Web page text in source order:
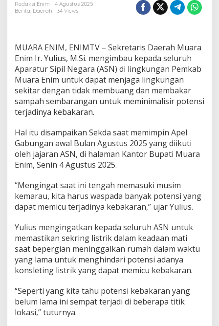
E
n
i
m
I
m
b
S
N
J
a
L
i
n
k
u
n
g
a
n
d
r
i
Redaksi Enim
4 Agustus 2025
Berita, Daerah 34 Views
MUARA ENIM, ENIMTV – Sekretaris Daerah Muara
Enim Ir. Yulius, M.Si. mengimbau kepada seluruh
Aparatur Sipil Negara (ASN) di lingkungan Pemkab
Muara Enim untuk dapat menjaga lingkungan
sekitar dengan tidak membuang dan membakar
sampah sembarangan untuk meminimalisir potensi
terjadinya kebakaran.
Hal itu disampaikan Sekda saat memimpin Apel
Gabungan awal Bulan Agustus 2025 yang diikuti
oleh jajaran ASN, di halaman Kantor Bupati Muara
Enim, Senin 4 Agustus 2025.
“Mengingat saat ini tengah memasuki musim
kemarau, kita harus waspada banyak potensi yang
dapat memicu terjadinya kebakaran,” ujar Yulius.
Yulius mengingatkan kepada seluruh ASN untuk
memastikan sekring listrik dalam keadaan mati
saat bepergian meninggalkan rumah dalam waktu
yang lama untuk menghindari potensi adanya
konsleting listrik yang dapat memicu kebakaran.
“Seperti yang kita tahu potensi kebakaran yang
belum lama ini sempat terjadi di beberapa titik
lokasi,” tuturnya.